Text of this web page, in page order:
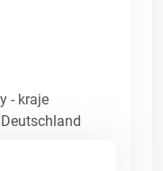
- kraje